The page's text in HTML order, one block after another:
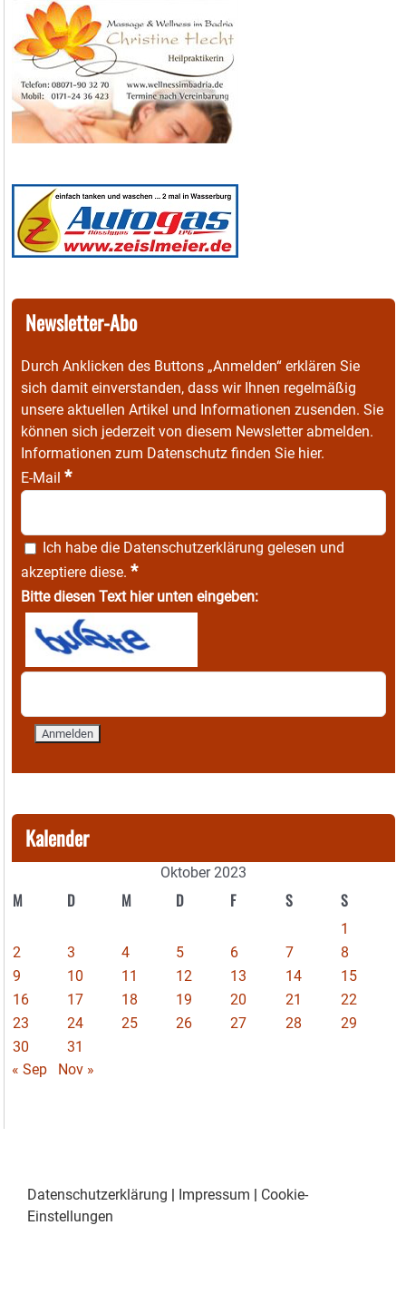
Newsletter-Abo
Durch Anklicken des Buttons „Anmelden“ erklären Sie
sich damit einverstanden, dass wir Ihnen regelmäßig
unsere aktuellen Artikel und Informationen zusenden. Sie
können sich jederzeit von diesem Newsletter abmelden.
Informationen zum Datenschutz finden Sie hier.
E-Mail *
Ich habe die Datenschutzerklärung gelesen und
akzeptiere diese. *
Bitte diesen Text hier unten eingeben:
Kalender
Oktober 2023
M D M D F S S
1
2
3 4 5 6 7
8
9
10 11 12 13 14
15
16
17 18 19 20 21
22
23
24 25 26 27 28
29
30
31
« Sep
Nov »
Datenschutzerklärung Impressum
Cookie-
Einstellungen